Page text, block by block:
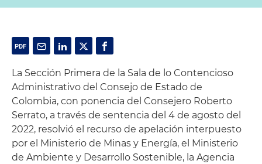
La Sección Primera de la Sala de lo Contencioso
Administrativo del Consejo de Estado de
Colombia, con ponencia del Consejero Roberto
Serrato, a través de sentencia del 4 de agosto del
2022, resolvió el recurso de apelación interpuesto
por el Ministerio de Minas y Energía, el Ministerio
de Ambiente y Desarrollo Sostenible, la Agencia